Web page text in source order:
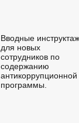
Вводные
для новых
сотрудников по
содержанию
антикоррупционной
программы.